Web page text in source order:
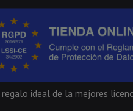
ideal de la mejores